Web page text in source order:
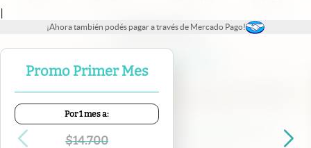
|
¡Ahora también podés pagar a través de Mercado Pago!
Promo Primer Mes
Por 1 mes a:
$14.700
abre en nueva pestaña
abre en nueva pestaña
abre en nueva pestaña
abre en nueva pestaña
abre en nueva pestaña